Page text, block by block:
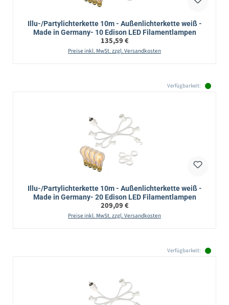
Illu-/Partylichterkette 10m - Außenlichterkette weiß -
Made in Germany- 10 Edison LED Filamentlampen
Regulärer Preis:
135,59 €
Preise inkl. MwSt. zzgl. Versandkosten
Verfügbarkeit:
Illu-/Partylichterkette 10m - Außenlichterkette weiß -
Made in Germany- 20 Edison LED Filamentlampen
Regulärer Preis:
209,09 €
Preise inkl. MwSt. zzgl. Versandkosten
Verfügbarkeit: